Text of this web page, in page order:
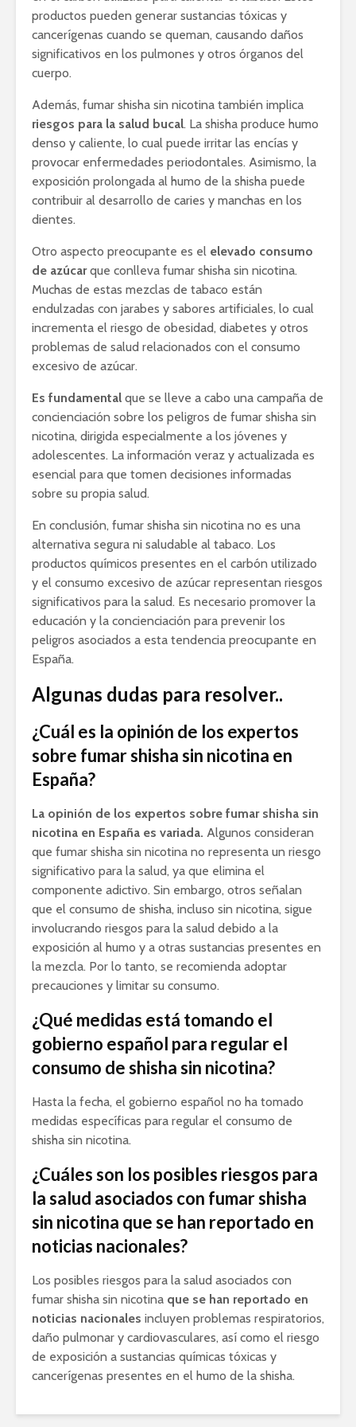
productos pueden generar sustancias tóxicas y
cancerígenas cuando se queman, causando daños
significativos en los pulmones y otros órganos del
cuerpo.
Además, fumar shisha sin nicotina también implica
riesgos para la salud bucal. La shisha produce humo
denso y caliente, lo cual puede irritar las encías y
provocar enfermedades periodontales. Asimismo, la
exposición prolongada al humo de la shisha puede
contribuir al desarrollo de caries y manchas en los
dientes.
Otro aspecto preocupante es el elevado consumo
de azúcarque conlleva fumar shisha sin nicotina.
Muchas de estas mezclas de tabaco están
endulzadas con jarabes y sabores artificiales, lo cual
incrementa el riesgo de obesidad, diabetes y otros
problemas de salud relacionados con el consumo
excesivo de azúcar.
Es fundamental que se lleve a cabo una campaña de
concienciación sobre los peligros de fumar shisha sin
nicotina, dirigida especialmente a los jóvenes y
adolescentes. La información veraz y actualizada es
esencial para que tomen decisiones informadas
sobre su propia salud.
En conclusión, fumar shisha sin nicotina no es una
alternativa segura ni saludable al tabaco. Los
productos químicos presentes en el carbón utilizado
y el consumo excesivo de azúcar representan riesgos
significativos para la salud. Es necesario promover la
educación y la concienciación para prevenir los
peligros asociados a esta tendencia preocupante en
España.
Algunas dudas para resolver..
¿Cuál es la opinión de los expertos
sobre fumar shisha sin nicotina en
España?
La opinión de los expertos sobre fumar shisha sin
nicotina en España es variada. Algunos consideran
que fumar shisha sin nicotina no representa un riesgo
significativo para la salud, ya que elimina el
componente adictivo. Sin embargo, otros señalan
que el consumo de shisha, incluso sin nicotina, sigue
involucrando riesgos para la salud debido a la
exposición al humo y a otras sustancias presentes en
la mezcla. Por lo tanto, se recomienda adoptar
precauciones y limitar su consumo.
¿Qué medidas está tomando el
gobierno español para regular el
consumo de shisha sin nicotina?
Hasta la fecha, el gobierno español no ha tomado
medidas específicas para regular el consumo de
shisha sin nicotina.
¿Cuáles son los posibles riesgos para
la salud asociados con fumar shisha
sin nicotina que se han reportado en
noticias nacionales?
Los posibles riesgos para la salud asociados con
fumar shisha sin nicotina que se han reportado en
noticias nacionales incluyen problemas respiratorios,
daño pulmonar y cardiovasculares, así como el riesgo
de exposición a sustancias químicas tóxicas y
cancerígenas presentes en el humo de la shisha.